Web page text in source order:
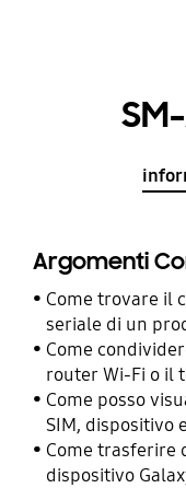
Argomenti
Come trovare il
seriale di un
Come
router Wi-Fi o il
Come posso
SIM, dispositivo
Come trasferire
dispositivo